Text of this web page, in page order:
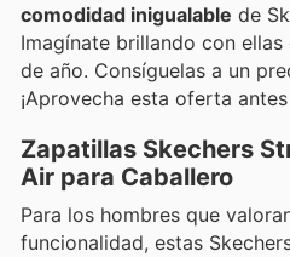
comodidad inigualable de
Imagínate brillando con
de año. Consíguelas a un
¡Aprovecha esta oferta
Zapatillas Skechers
Air para Caballero
Para los hombres que
funcionalidad, estas